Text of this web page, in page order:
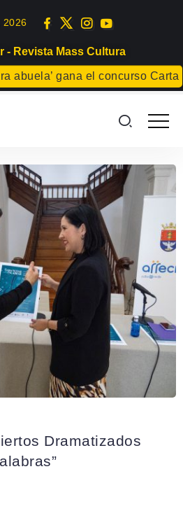
- Revista Mass Cultura
abuela’ gana el concurso Carta
2026
Dramatizados